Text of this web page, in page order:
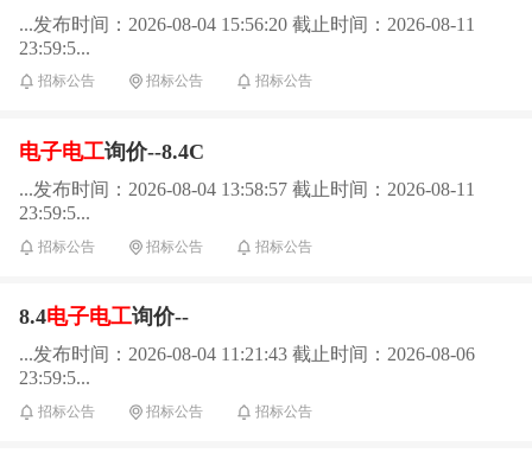
...发布时间：2026-08-04 15:56:20 截止时间：2026-08-11
23:59:5...
招标公告 招标公告 招标公告
电子电工询价--8.4C
...发布时间：2026-08-04 13:58:57 截止时间：2026-08-11
23:59:5...
招标公告 招标公告 招标公告
8.4电子电工询价--
...发布时间：2026-08-04 11:21:43 截止时间：2026-08-06
23:59:5...
招标公告 招标公告 招标公告